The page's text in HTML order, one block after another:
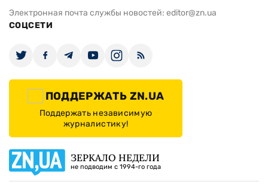
Электронная почта службы новостей: editor@zn.ua
СОЦСЕТИ
ПОДДЕРЖАТЬ ZN.UA
Поддержать независимую
журналистику!
ЗЕРКАЛО НЕДЕЛИ
не подводим с 1994-го года